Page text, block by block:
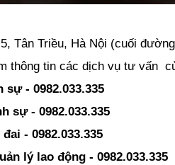
Tân Triều, Hà Nội (cuối
thông tin các dịch vụ tư vấn
- 0982.033.335
sự - 0982.033.335
- 0982.033.335
lý lao động - 0982.033.335